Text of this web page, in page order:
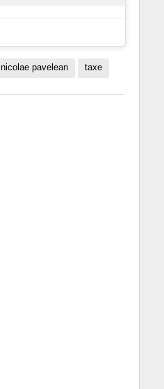
nicolae pavelean taxe